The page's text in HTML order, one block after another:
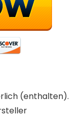
(enthalten).